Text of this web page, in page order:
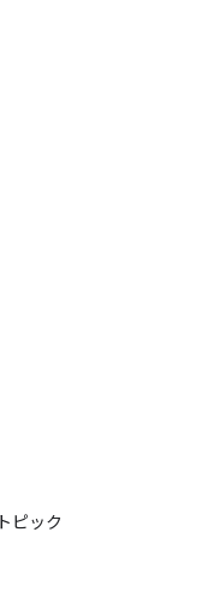
ピック